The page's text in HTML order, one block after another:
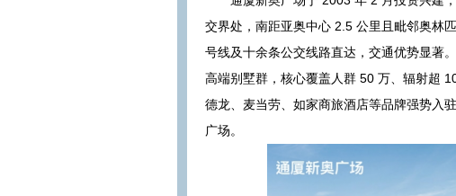
交界处，南距亚奥中心 2.5 公里且毗邻奥林
号线及十余条公交线路直达，交通优势显著
高端别墅群，核心覆盖人群 50 万、辐射超
德龙、麦当劳、如家商旅酒店等品牌强势入
广场。